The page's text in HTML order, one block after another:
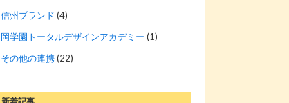
信州ブランド (4)
岡学園トータルデザインアカデミー (1)
その他の連携(22)
新着記事